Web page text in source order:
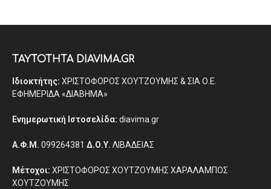
ΤΑΥΤΟΤΗΤΑ DIAVIMA.GR
Ιδιοκτήτης: ΧΡΙΣΤΟΦΟΡΟΣ ΧΟΥΤΖΟΥΜΗΣ & ΣΙΑ Ο.Ε.
ΕΦΗΜΕΡΙΔΑ «ΔΙΑΒΗΜΑ»
Ενημερωτική Ιστοσελίδα: diavima.gr
Α.Φ.Μ. 099264381 Δ.Ο.Υ. ΛΙΒΑΔΕΙΑΣ
Μέτοχοι: ΧΡΙΣΤΟΦΟΡΟΣ ΧΟΥΤΖΟΥΜΗΣ ΧΑΡΑΛΑΜΠΟΣ
ΧΟΥΤΖΟΥΜΗΣ